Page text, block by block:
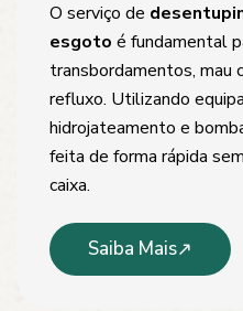
O serviço de
esgoto é fundamental
transbordamentos, mau
refluxo. Utilizando
hidrojateamento e
feita de forma rápida
caixa.
Saiba Mais